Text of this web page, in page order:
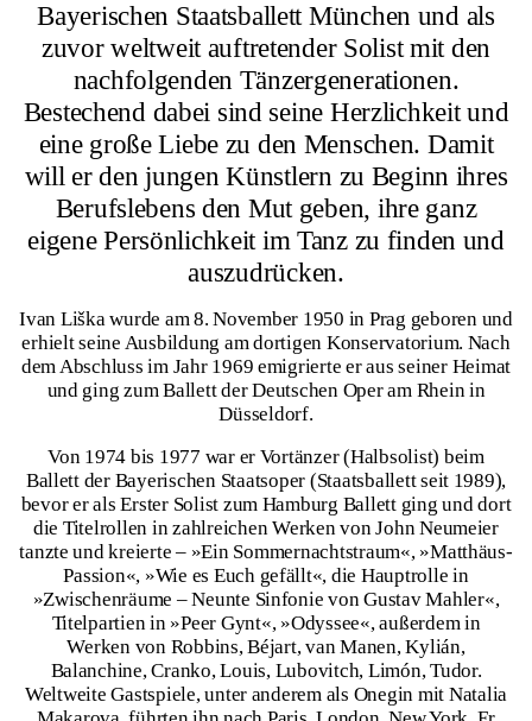
Bayerischen Staatsballett München und als
zuvor weltweit auftretender Solist mit den
nachfolgenden Tänzergenerationen.
Bestechend dabei sind seine Herzlichkeit und
eine große Liebe zu den Menschen. Damit
will er den jungen Künstlern zu Beginn ihres
Berufslebens den Mut geben, ihre ganz
eigene Persönlichkeit im Tanz zu finden und
auszudrücken.
Ivan Liška wurde am 8. November 1950 in Prag geboren und
erhielt seine Ausbildung am dortigen Konservatorium. Nach
dem Abschluss im Jahr 1969 emigrierte er aus seiner Heimat
und ging zum Ballett der Deutschen Oper am Rhein in
Düsseldorf.
Von 1974 bis 1977 war er Vortänzer (Halbsolist) beim
Ballett der Bayerischen Staatsoper (Staatsballett seit 1989),
bevor er als Erster Solist zum Hamburg Ballett ging und dort
die Titelrollen in zahlreichen Werken von John Neumeier
tanzte und kreierte – »Ein Sommernachtstraum«, »Matthäus-
Passion«, »Wie es Euch gefällt«, die Hauptrolle in
»Zwischenräume – Neunte Sinfonie von Gustav Mahler«,
Titelpartien in »Peer Gynt«, »Odyssee«, außerdem in
Werken von Robbins, Béjart, van Manen, Kylián,
Balanchine, Cranko, Louis, Lubovitch, Limón, Tudor.
Weltweite Gastspiele, unter anderem als Onegin mit Natalia